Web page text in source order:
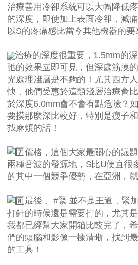
治療善用冷卻系統可以大幅降低
的深度，即使加上表面冷卻，減
以S的疼痛感比當今其他機器的要
治療的深度很重要，1.5mm的
弛的效果立即可見，但深處筋膜
光處理淺層是不夠的！尤其西方
快，他們受惠於這類淺層治療會
於深度6.0mm會不會有點危險？
要摸那麼深比較好，特別是瘦子
找麻煩的話！
價格，這個大家最關心的議
兩種音波的發源地，S比U便宜很
的其中一個競爭優勢，在亞洲，
最後， #緊 並不是王道，緊
打針的時候還是需要打的，尤其
我都已經幫大家開箱比較完了，
們的頭腦和影像一樣清晰，找到
的工具！